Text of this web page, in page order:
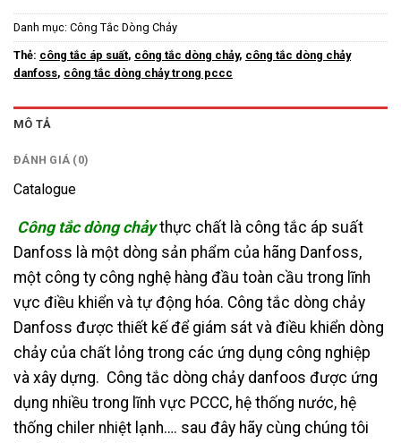
Danh mục: Công Tắc Dòng Chảy
Thẻ: công tắc áp suất, công tắc dòng chảy, công tắc dòng chảy
danfoss, công tắc dòng chảy trong pccc
MÔ TẢ
ĐÁNH GIÁ (0)
Catalogue
Công tắc dòng chảythực chất là công tắc áp suất
Danfoss là một dòng sản phẩm của hãng Danfoss,
một công ty công nghệ hàng đầu toàn cầu trong lĩnh
vực điều khiển và tự động hóa. Công tắc dòng chảy
Danfoss được thiết kế để giám sát và điều khiển dòng
chảy của chất lỏng trong các ứng dụng công nghiệp
và xây dựng. Công tắc dòng chảy danfoos được ứng
dụng nhiều trong lĩnh vực PCCC, hệ thống nước, hệ
thống chiler nhiệt lạnh…. sau đây hãy cùng chúng tôi